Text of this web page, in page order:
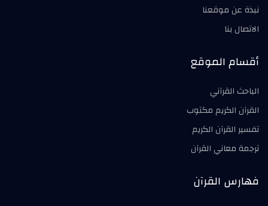
نبذة عن موقعنا
الاتصال بنا
أقسام الموقع
الباحث القرآني
القرآن الكريم مكتوب
تفسير القرآن الكريم
ترجمة معاني القرآن
فهارس القرآن